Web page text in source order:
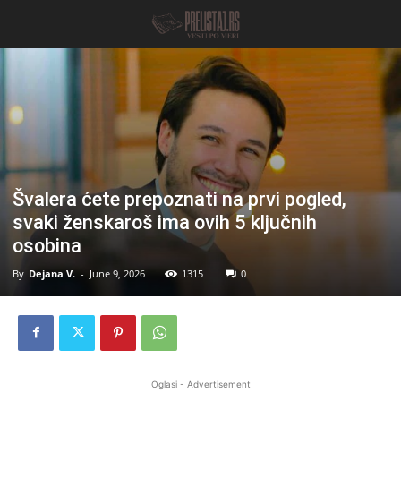
Švalera ćete prepoznati na prvi pogled,
svaki ženskaroš ima ovih 5 ključnih
osobina
By Dejana V. - June 9, 2026 1315 0
Oglasi - Advertisement